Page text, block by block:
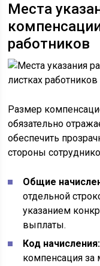
Места
работников
Размер
обязательно
обеспечить
стороны
Общие
отдельной
указанием
выплаты.
Код начисления:
компенсация